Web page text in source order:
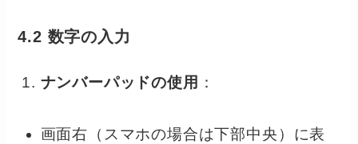
4.2 数字の入力
ナンバーパッドの使用 ：
画面右（スマホの場合は下部中央）に表